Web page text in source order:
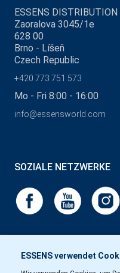
ESSENS verwendet
ESSENS DISTRIBUTION
Zaoralova 3045/1e
628 00
Brno - Líšeň
Czech Republic
+420 773 751 573
Mo - Fri 8:00 - 16:00
info@essensworld.com
SOZIALE NETZWERKE